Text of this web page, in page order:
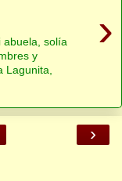
›
abuela, solía
y
Lagunita,
›